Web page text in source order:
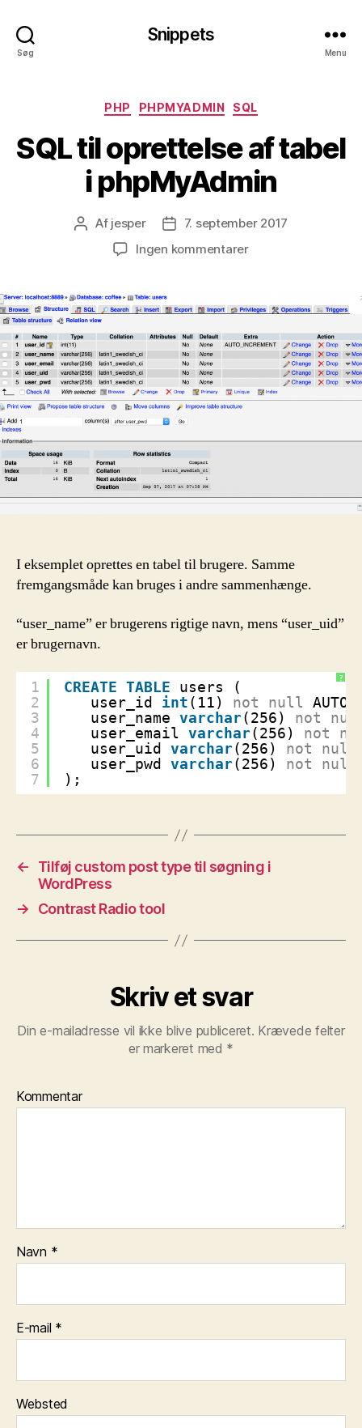
Søg
Snippets
Menu
Kategorier
PHP PHPMYADMIN SQL
SQL til oprettelse af tabel
i phpMyAdmin
Indlægsforfatter
Af jesper Indlægsdato
7. september 2017
Ingen kommentarertil
af
tabel
i
phpMyAdmin
I eksemplet oprettes en tabel til brugere. Samme
fremgangsmåde kan bruges i andre sammenhænge.
“user_name” er brugerens rigtige navn, mens “user_uid”
er brugernavn.
?
1
2
3
4
5
6
7
CREATE TABLE
users (
user_id int(11) not null
user_name varchar(256) not
user_email varchar(256) not
user_uid varchar(256) not null
user_pwd varchar(256) not
null
);
←
Tilføj custom post type til søgning i
WordPress
→
Contrast Radio tool
Skriv et svar
Din e-mailadresse vil ikke blive publiceret. Krævede felter
er markeret med *
Kommentar
Navn *
E-mail *
Websted